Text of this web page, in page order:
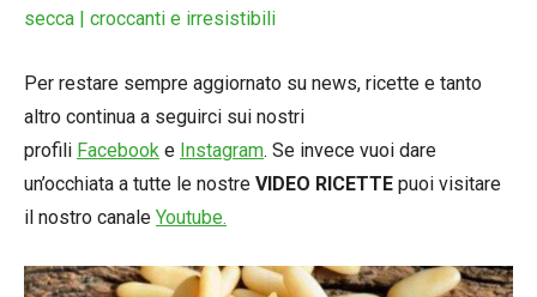
secca | croccanti e irresistibili
Per restare sempre aggiornato su news, ricette e tanto
altro continua a seguirci sui nostri
profili Facebook e Instagram. Se invece vuoi dare
un’occhiata a tutte le nostre VIDEO RICETTE puoi visitare
il nostro canale Youtube.